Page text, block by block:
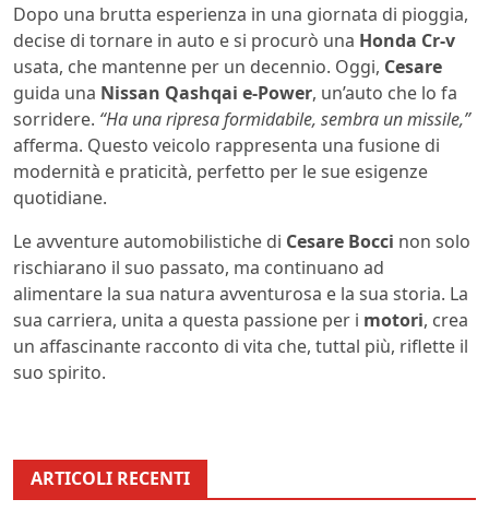
Dopo una brutta esperienza in una giornata di pioggia,
decise di tornare in auto e si procurò una Honda Cr-v
usata, che mantenne per un decennio. Oggi, Cesare
guida una Nissan Qashqai e-Power, un’auto che lo fa
sorridere. “Ha una ripresa formidabile, sembra un missile,”
afferma. Questo veicolo rappresenta una fusione di
modernità e praticità, perfetto per le sue esigenze
quotidiane.
Le avventure automobilistiche di Cesare Bocci non solo
rischiarano il suo passato, ma continuano ad
alimentare la sua natura avventurosa e la sua storia. La
sua carriera, unita a questa passione per i motori, crea
un affascinante racconto di vita che, tuttal più, riflette il
suo spirito.
ARTICOLI RECENTI